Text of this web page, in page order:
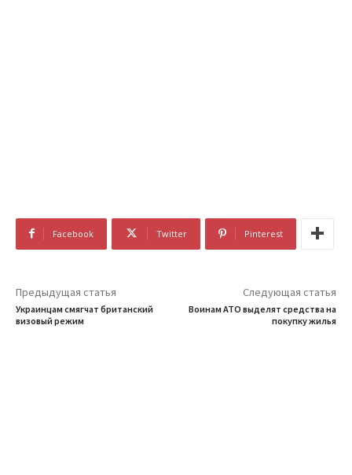
Facebook Twitter Pinterest
Предыдущая статья
Украинцам смягчат британский
визовый режим
Следующая статья
Воинам АТО выделят средства на
покупку жилья